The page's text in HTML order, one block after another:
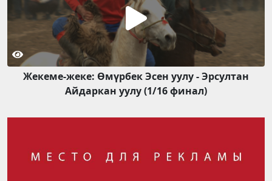
Жекеме-жеке: Өмүрбек Эсен уулу - Эрсултан
Айдаркан уулу (1/16 финал)